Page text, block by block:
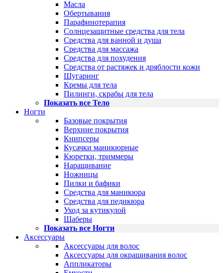
Масла
Обертывания
Парафинотерапия
Солнцезащитные средства для тела
Средства для ванной и душа
Средства для массажа
Средства для похудения
Средства от растяжек и дряблости кожи
Шугаринг
Кремы для тела
Пилинги, скрабы для тела
Показать все Тело
Ногти
Базовые покрытия
Верхние покрытия
Книпсеры
Кусачки маникюрные
Кюретки, триммеры
Наращивание
Ножницы
Пилки и бафики
Средства для маникюра
Средства для педикюра
Уход за кутикулой
Шаберы
Показать все Ногти
Аксессуары
Аксессуары для волос
Аксессуары для окрашивания волос
Аппликаторы